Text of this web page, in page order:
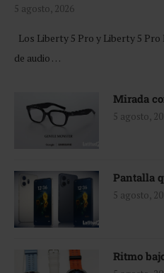
5 agosto, 2026
Los Liberty 5 Pro y Liberty 5
de audio …
Mirada
5 agosto,
Pantalla
5 agosto,
Ritmo